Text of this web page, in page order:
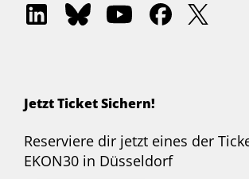
EKON
Delphi
EKON
Delphi
Entwickler.de
Akademie
EKON
Delphi
Jetzt Ticket Sichern!
Reserviere dir jetzt eines der
EKON30 in Düsseldorf